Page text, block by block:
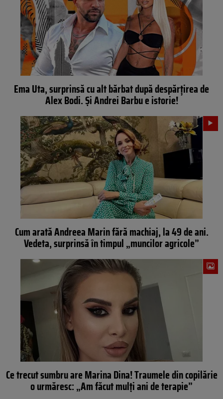
Ema Uta, surprinsă cu alt bărbat după despărțirea de
Alex Bodi. Și Andrei Barbu e istorie!
Cum arată Andreea Marin fără machiaj, la 49 de ani.
Vedeta, surprinsă în timpul „muncilor agricole”
Ce trecut sumbru are Marina Dina! Traumele din copilărie
o urmăresc: „Am făcut mulți ani de terapie”